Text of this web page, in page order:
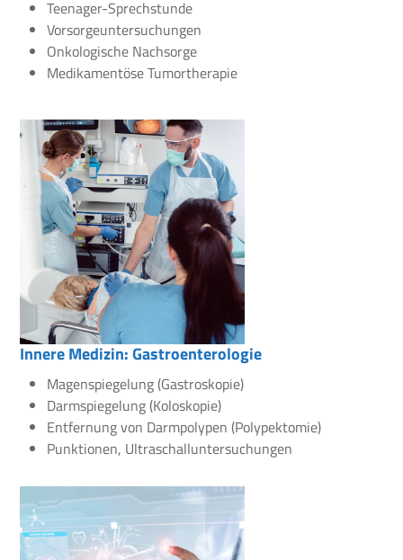
Teenager-Sprechstunde
Vorsorgeuntersuchungen
Onkologische Nachsorge
Medikamentöse Tumortherapie
Innere Medizin: Gastroenterologie
Magenspiegelung (Gastroskopie)
Darmspiegelung (Koloskopie)
Entfernung von Darmpolypen (Polypektomie)
Punktionen, Ultraschalluntersuchungen